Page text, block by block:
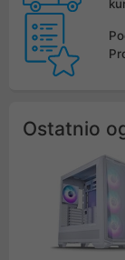
Ostatnio